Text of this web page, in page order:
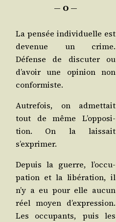
― O ―
La pen­sée indi­vi­duelle est
deve­nue un crime.
Défense de dis­cu­ter ou
d’a­voir une opi­nion non
conformiste.
Autre­fois, on admet­tait
tout de même L’op­po­si­
tion. On la lais­sait
s’exprimer.
Depuis la guerre, l’oc­cu­
pa­tion et la libé­ra­tion, il
n’y a eu pour elle aucun
réel moyen d’ex­pres­sion.
Les occu­pants, puis les